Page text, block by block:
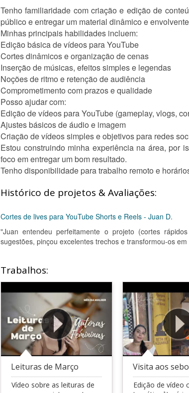
Tenho familiaridade com criação e edição de
público e entregar um material dinâmico e
Minhas principais habilidades incluem:
Edição básica de vídeos para YouTube
Cortes dinâmicos e organização de cenas
Inserção de músicas, efeitos simples e legendas
Noções de ritmo e retenção de audiência
Comprometimento com prazos e qualidade
Posso ajudar com:
Edição de vídeos para YouTube (gameplay, vlogs,
Ajustes básicos de áudio e imagem
Criação de vídeos simples e objetivos para redes
Estou construindo minha experiência na área, por
foco em entregar um bom resultado.
Tenho disponibilidade para trabalho remoto e
Histórico de projetos & Avaliações:
Cortes de lives para YouTube Shorts e Reels - Juan D.
"Juan entendeu perfeitamente o projeto (cortes
sugestões, pinçou excelentes trechos e transformou-os
Trabalhos:
Leituras de Março
Vídeo sobre as leituras de
Visita aos
Edição de vídeo